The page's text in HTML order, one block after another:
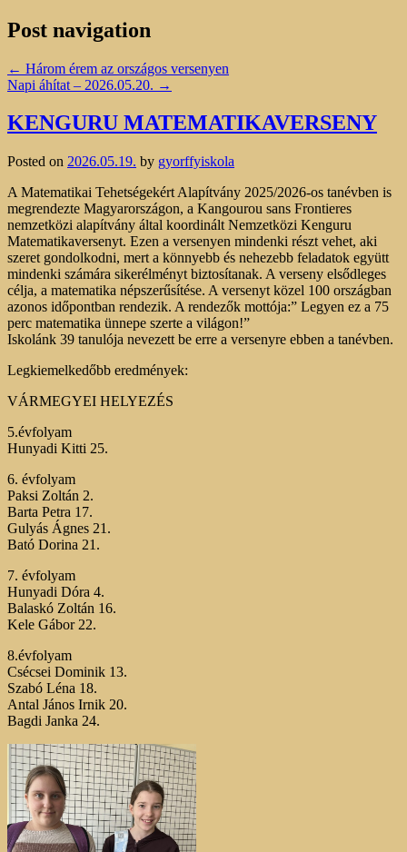
Post navigation
← Három érem az országos versenyen
Napi áhítat – 2026.05.20. →
KENGURU MATEMATIKAVERSENY
Posted on 2026.05.19. by gyorffyiskola
A Matematikai Tehetségekért Alapítvány 2025/2026-os tanévben is
megrendezte Magyarországon, a Kangourou sans Frontieres
nemzetközi alapítvány által koordinált Nemzetközi Kenguru
Matematikaversenyt. Ezen a versenyen mindenki részt vehet, aki
szeret gondolkodni, mert a könnyebb és nehezebb feladatok együtt
mindenki számára sikerélményt biztosítanak. A verseny elsődleges
célja, a matematika népszerűsítése. A versenyt közel 100 országban
azonos időpontban rendezik. A rendezők mottója:” Legyen ez a 75
perc matematika ünnepe szerte a világon!”
Iskolánk 39 tanulója nevezett be erre a versenyre ebben a tanévben.
Legkiemelkedőbb eredmények:
VÁRMEGYEI HELYEZÉS
5.évfolyam
Hunyadi Kitti 25.
6. évfolyam
Paksi Zoltán 2.
Barta Petra 17.
Gulyás Ágnes 21.
Bató Dorina 21.
7. évfolyam
Hunyadi Dóra 4.
Balaskó Zoltán 16.
Kele Gábor 22.
8.évfolyam
Csécsei Dominik 13.
Szabó Léna 18.
Antal János Irnik 20.
Bagdi Janka 24.